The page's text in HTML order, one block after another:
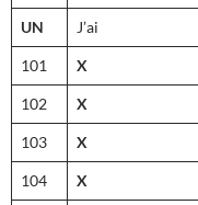
UN J’ai
101 X
102 X
103 X
104 X